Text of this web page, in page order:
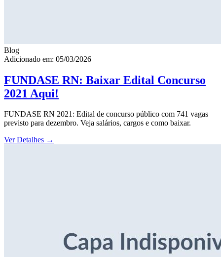
Blog
Adicionado em: 05/03/2026
FUNDASE RN: Baixar Edital Concurso
2021 Aqui!
FUNDASE RN 2021: Edital de concurso público com 741 vagas
previsto para dezembro. Veja salários, cargos e como baixar.
Ver Detalhes →